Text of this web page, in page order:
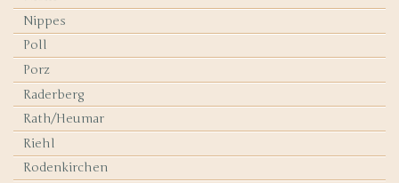
Nippes
Poll
Porz
Raderberg
Rath/Heumar
Riehl
Rodenkirchen